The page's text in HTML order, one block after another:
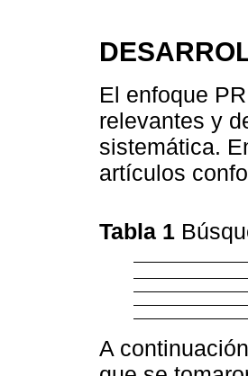
El enfoque
relevantes y
sistemática.
artículos
Tabla 1
A